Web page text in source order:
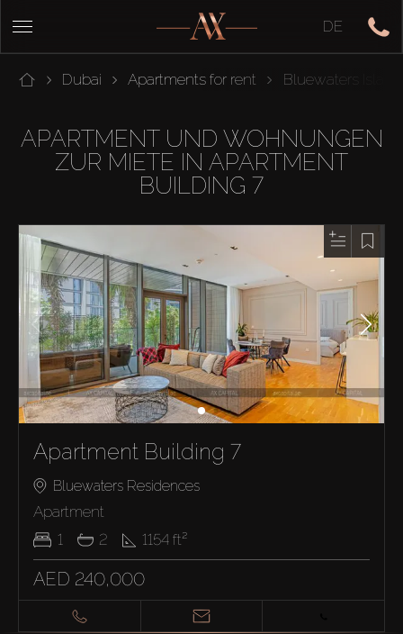
DE
Dubai Apartments for rent Bluewaters Island
APARTMENT UND WOHNUNGEN
ZUR MIETE IN APARTMENT
BUILDING 7
Apartment Building 7
Bluewaters Residences
Apartment
1
2 1154 ft²
AED 240,000